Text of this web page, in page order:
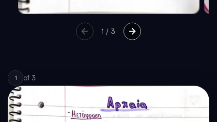
1 / 3
1 of 3